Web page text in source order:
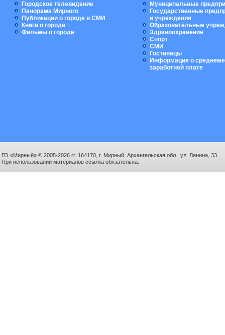
Городское телевидение
Панорама Мирного
Публикации о городе в СМИ
Книги о городе
Фильмы о городе
Муниципальные
Государственные
и учреждения
Образовательные
Здравоохранение
Спорт
СМИ
Гостиницы
Информация о
заработной плате
ГО «Мирный» © 2005-2026 гг. 164170, г. Мирный, Архангельская обл., ул. Ленина, 33.
При использовании материалов ссылка обязательна.